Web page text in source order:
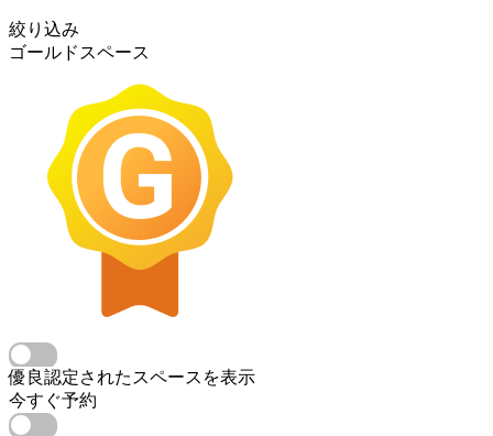
絞り込み
ゴールドスペース
優良認定されたスペースを表示
今すぐ予約